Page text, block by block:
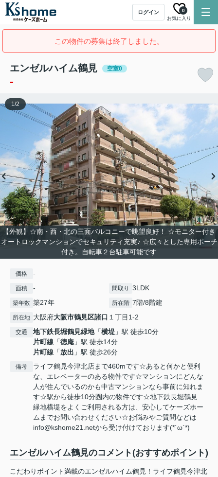
ログイン
お気に入り
0
この物件の募集は終了しました。
エンゼルハイム鶴見 空室0
-
【外観】☆南・西・北の三面バルコニーで眺望良好！ ☆モニター付き
オートロックマンションでセキュリティ充実♪ ☆広々とした専用ポーチ
付き。自転車２台駐車可能です
1/2
価格 -
面積 - 間取り 3LDK
築年数 築27年 所在階 7階/8階建
所在地 大阪府大阪市鶴見区諸口 １丁目1-2
交通 地下鉄長堀鶴見緑地「横堤 」駅 徒歩10分
片町線 「徳庵 」駅 徒歩14分
片町線 「放出 」駅 徒歩26分
備考
ライフ鶴見今津北店まで460mです☆あると何かと便利
な、エレベーターのある物件です☆マンションにどんな
人が住んでいるのかも中古マンションなら事前に知れま
す☆駅から徒歩10分圏内の物件です☆地下鉄長堀鶴見
緑地横堤をよくご利用される方は、安心してケーズホー
ムまでお問い合わせください☆お悩みやご質問などは
info@kshome21.netから受け付けております(*´ω`*)
エンゼルハイム鶴見のコメント(おすすめポイント)
こだわりポイント満載のエンゼルハイム鶴見！ライフ鶴見今津北